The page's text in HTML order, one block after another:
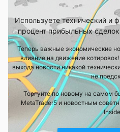
Используете технический и
процент прибыльных
Теперь важные экономические
влияние на движение
выхода новости никакой
не
Торгуйте по новому на самом
MetaTrader5 и новостным